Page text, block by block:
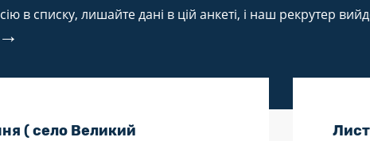
в списку, лишайте дані в цій анкеті, і наш рекрутер
( село Великий